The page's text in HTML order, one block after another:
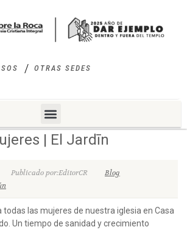
OTRAS SEDES
| El Jardīn
Publicado por:EditorCR
Blog
las mujeres de nuestra iglesia en Casa
Un tiempo de sanidad y crecimiento